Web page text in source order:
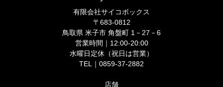
有限会社サイコボックス
〒683-0812
鳥取県 米子市 角盤町 1－27－6
営業時間｜12:00-20:00
水曜日定休（祝日は営業）
TEL｜0859-37-2882
店舗